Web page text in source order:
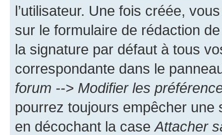
l’utilisateur. Une fois créée,
sur le formulaire de rédaction
la signature par défaut à tous
correspondante dans le
forum --> Modifier les
pourrez toujours empêcher une
en décochant la caseAttacher